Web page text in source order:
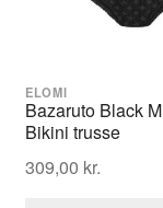
Vi
Bemærk
der være op til7-
ELOMI
Bazaruto Black
Bikini trusse
309,00 kr.